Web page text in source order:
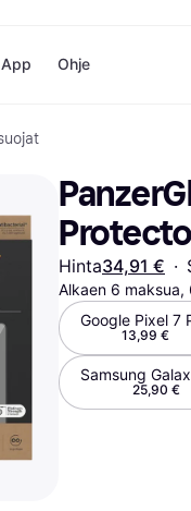
Maksa heti
Maksa 30
Maksa 3 erässä
Rahoitus
MobilePay
Kaupat
Gigantti
H&M
Peten Koiratarvike
Wolt
Kauppahakemisto
Koti
Tee
App Ohje
Hinta34,91 € ·
Alkaen 6 maksua,
Google Pixel 7
13,99 €
Samsung
25,90 €